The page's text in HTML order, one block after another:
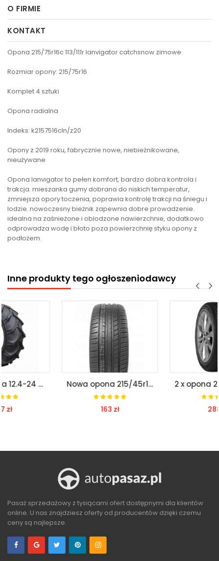
O FIRMIE
KONTAKT
Opona 215/75r16c 113/111r lanvigator catchsnow zimowe
Rozmiar opony: 215/75r16
Komplet 4 sztuki
Opona radialna
Indeks: k2157516cln/z20
Opony z 2019 roku, fabrycznie nowe, niebieżnikowane,
nieużywane
Opona lanvigator to pełen komfort, bardzo dobra kontrola i
trakcja. mieszanka gumy dobrana do niskich temperatur,
zmniejsza opory toczenia, poprawia kontrolę trakcji na śniegu i
lodzie. nowoczesny bieżnik zapewnia dobre prowadzenie.
idealna na zaśnieżone i oblodzone nawierzchnie, dodatkowo
odprowadza wodę i błoto poza powierzchnię styku opony z
podłożem.
Inne produkty tego ogłoszeniodawcy
Nowa opona 215/45r17 91w xl kapsen s2000 lato 2 x opona 205/55r16 91h lanvigator rok pr 2019
Pasaż sprzedażowy z tysiącami ofert dostępnymi dla klientów
online. U nas znajdziesz oferty od producentów dzięki czemu
ceny są najlepsze.